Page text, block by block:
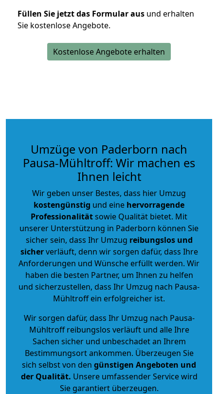
Füllen Sie jetzt das Formular aus und erhalten
Sie kostenlose Angebote.
Kostenlose Angebote erhalten
Umzüge von Paderborn nach
Pausa-Mühltroff: Wir machen es
Ihnen leicht
Wir geben unser Bestes, dass hier Umzug
kostengünstig und eine hervorragende
Professionalitätsowie Qualität bietet. Mit
unserer Unterstützung in Paderborn können Sie
sicher sein, dass Ihr Umzug reibungslos und
sicherverläuft, denn wir sorgen dafür, dass Ihre
Anforderungen und Wünsche erfüllt werden. Wir
haben die besten Partner, um Ihnen zu helfen
und sicherzustellen, dass Ihr Umzug nach Pausa-
Mühltroff ein erfolgreicher ist.
Wir sorgen dafür, dass Ihr Umzug nach Pausa-
Mühltroff reibungslos verläuft und alle Ihre
Sachen sicher und unbeschadet an Ihrem
Bestimmungsort ankommen. Überzeugen Sie
sich selbst von den günstigen Angeboten und
der Qualität. Unsere umfassender Service wird
Sie garantiert überzeugen.